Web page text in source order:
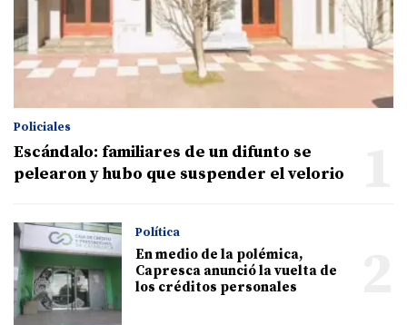
Policiales
Escándalo: familiares de un difunto se
pelearon y hubo que suspender el velorio
Política
En medio de la polémica,
Capresca anunció la vuelta de
los créditos personales